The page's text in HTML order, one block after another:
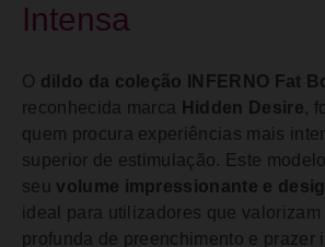
Intensa
O dildo da coleção INFERNO Fat
reconhecida marca
Hidden Desire,
quem procura experiências mais
superior de estimulação. Este
seu volume impressionante e
ideal para utilizadores que valorizam
profunda de preenchimento e prazer